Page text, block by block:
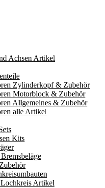
Achsen Artikel
Zylinderkopf & Zubehör
Motorblock & Zubehör
Allgemeines & Zubehör
alle Artikel
Kits
Artikel